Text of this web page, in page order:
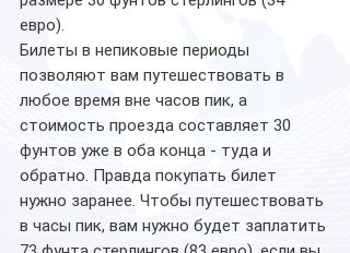
евро).
Билеты в непиковые периоды
позволяют вам путешествовать в
любое время вне часов пик, а
стоимость проезда составляет 30
фунтов уже в оба конца - туда и
обратно. Правда покупать билет
нужно заранее. Чтобы путешествовать
в часы пик, вам нужно будет заплатить